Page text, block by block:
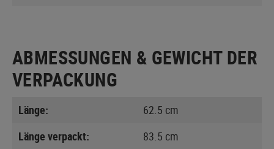
ABMESSUNGEN & GEWICHT DER
VERPACKUNG
Länge:
62.5 cm
Länge verpackt:
83.5 cm